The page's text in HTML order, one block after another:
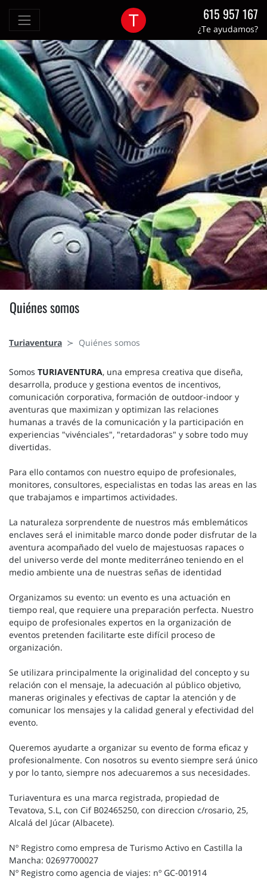
615 957 167
¿Te ayudamos?
Quiénes somos
Turiaventura Quiénes somos
Somos TURIAVENTURA, una empresa creativa que diseña,
desarrolla, produce y gestiona eventos de incentivos,
comunicación corporativa, formación de outdoor-indoor y
aventuras que maximizan y optimizan las relaciones
humanas a través de la comunicación y la participación en
experiencias "vivénciales", "retardadoras" y sobre todo muy
divertidas.
Para ello contamos con nuestro equipo de profesionales,
monitores, consultores, especialistas en todas las areas en las
que trabajamos e impartimos actividades.
La naturaleza sorprendente de nuestros más emblemáticos
enclaves será el inimitable marco donde poder disfrutar de la
aventura acompañado del vuelo de majestuosas rapaces o
del universo verde del monte mediterráneo teniendo en el
medio ambiente una de nuestras señas de identidad
Organizamos su evento: un evento es una actuación en
tiempo real, que requiere una preparación perfecta. Nuestro
equipo de profesionales expertos en la organización de
eventos pretenden facilitarte este difícil proceso de
organización.
Se utilizara principalmente la originalidad del concepto y su
relación con el mensaje, la adecuación al público objetivo,
maneras originales y efectivas de captar la atención y de
comunicar los mensajes y la calidad general y efectividad del
evento.
Queremos ayudarte a organizar su evento de forma eficaz y
profesionalmente. Con nosotros su evento siempre será único
y por lo tanto, siempre nos adecuaremos a sus necesidades.
Turiaventura es una marca registrada, propiedad de
Tevatova, S.L, con Cif B02465250, con direccion c/rosario, 25,
Alcalá del Júcar (Albacete).
Nº Registro como empresa de Turismo Activo en Castilla la
Mancha: 02697700027
Nº Registro como agencia de viajes: nº GC-001914